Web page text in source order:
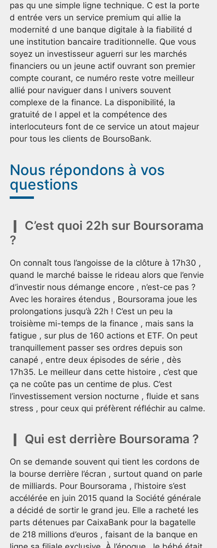
pas qu une simple ligne technique. C est la porte
d entrée vers un service premium qui allie la
modernité d une banque digitale à la fiabilité d
une institution bancaire traditionnelle. Que vous
soyez un investisseur aguerri sur les marchés
financiers ou un jeune actif ouvrant son premier
compte courant, ce numéro reste votre meilleur
allié pour naviguer dans l univers souvent
complexe de la finance. La disponibilité, la
gratuité de l appel et la compétence des
interlocuteurs font de ce service un atout majeur
pour tous les clients de BoursoBank.
Nous répondons à vos
questions
C’est quoi 22h sur Boursorama
?
On connaît tous l’angoisse de la clôture à 17h30 ,
quand le marché baisse le rideau alors que l’envie
d’investir nous démange encore , n’est-ce pas ?
Avec les horaires étendus , Boursorama joue les
prolongations jusqu’à 22h ! C’est un peu la
troisième mi-temps de la finance , mais sans la
fatigue , sur plus de 160 actions et ETF. On peut
tranquillement passer ses ordres depuis son
canapé , entre deux épisodes de série , dès
17h35. Le meilleur dans cette histoire , c’est que
ça ne coûte pas un centime de plus. C’est
l’investissement version nocturne , fluide et sans
stress , pour ceux qui préfèrent réfléchir au calme.
Qui est derrière Boursorama ?
On se demande souvent qui tient les cordons de
la bourse derrière l’écran , surtout quand on parle
de milliards. Pour Boursorama , l’histoire s’est
accélérée en juin 2015 quand la Société générale
a décidé de sortir le grand jeu. Elle a racheté les
parts détenues par CaixaBank pour la bagatelle
de 218 millions d’euros , faisant de la banque en